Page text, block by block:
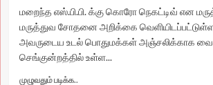
பதிலாக
உயிருடன்
இருக்கும்
அதிமுக
எம்.பி.,
மறைந்த எஸ்.பி.பி. க்கு கொரோ நெகட்டிவ் என
மருத்துவ சோதனை அறிக்கை
அவருடைய உடல் பொதுமக்கள் அஞ்சலிக்காக
செங்குன்றத்தில் உள்ள...
முழுவதும் படிக்க..